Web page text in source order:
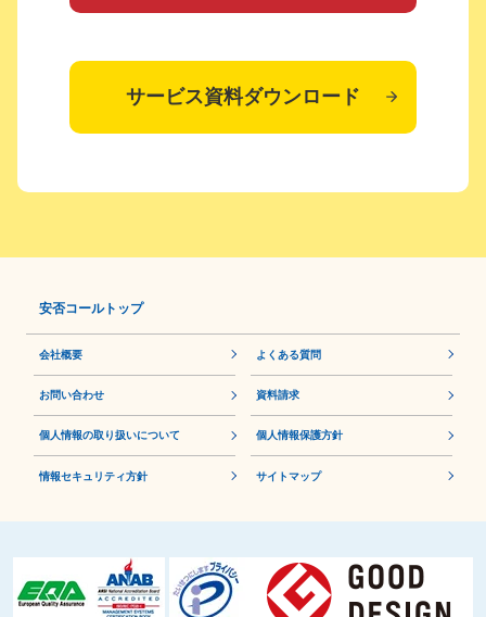
サービス資料ダウンロード
安否コールトップ
会社概要 よくある質問
お問い合わせ 資料請求
個人情報の取り扱いについて 個⼈情報保護⽅針
情報セキュリティ方針 サイトマップ